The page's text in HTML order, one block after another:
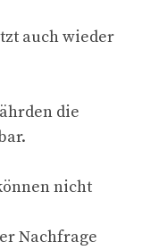
auch wieder
die
nicht
Nachfrage